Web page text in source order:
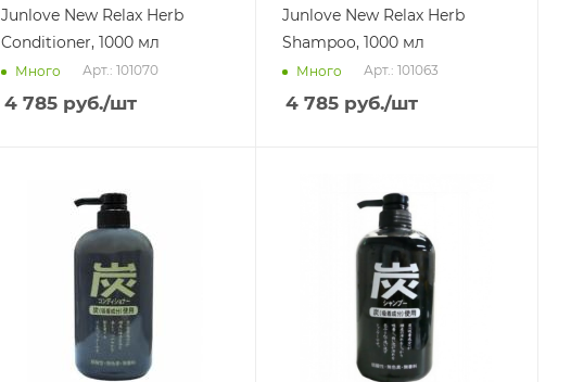
Junlove New Relax Herb
Conditioner, 1000 мл
Много Арт.: 101070
4 785руб./шт
Junlove New Relax Herb
Shampoo, 1000 мл
Много Арт.: 101063
4 785 руб./шт